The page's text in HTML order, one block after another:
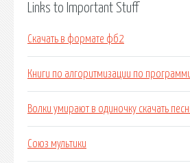
Links to Important Stuff
Скачать в формате фб2
Книги по алгоритмизации по
Волки умирают в одиночку скачать
Союз мультики